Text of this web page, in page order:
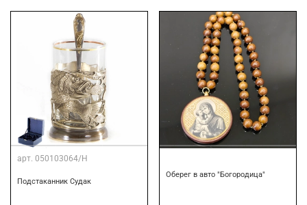
арт. 050103064/Н
Подстаканник Судак
Оберег в авто "Богородица"